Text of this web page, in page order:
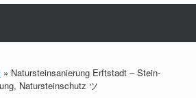
» Natursteinsanierung Erftstadt – Stein-
Natursteinschutz ツ